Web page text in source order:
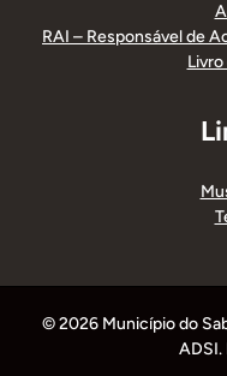
RAI – Responsável de
© 2026 Município do
ADSI.